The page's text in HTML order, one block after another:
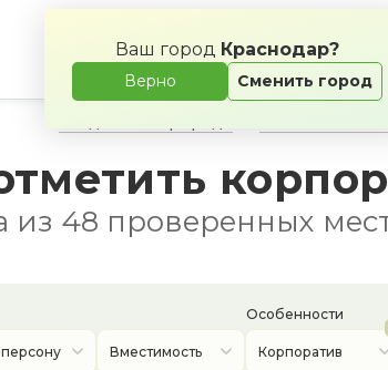
Ваш город Краснодар?
Верно Сменить город
из 48 проверенных мест
Вместимость Корпоратив
Особенности